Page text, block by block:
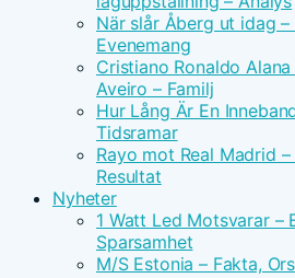
När slår Åberg ut idag –
Evenemang
Cristiano Ronaldo
Aveiro – Familj
Hur Lång Är En
Tidsramar
Rayo mot Real Madrid
Resultat
Nyheter
1 Watt Led Motsvarar –
Sparsamhet
M/S Estonia – Fakta,